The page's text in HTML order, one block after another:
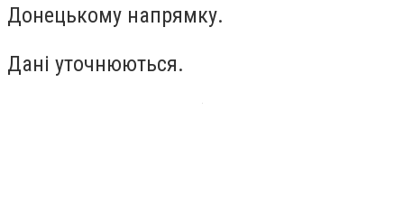
Донецькому напрямку.
Дані уточнюються.